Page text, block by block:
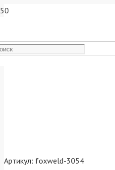
Наконечник
Артикул: foxweld-3054